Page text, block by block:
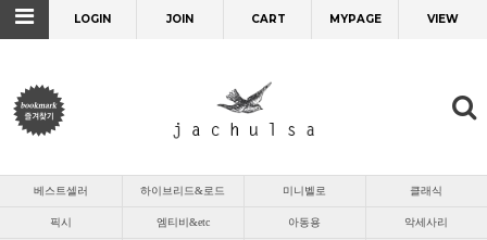
LOGIN JOIN CART MYPAGE VIEW
베스트셀러 하이브리드&로드 미니벨로 클래식
픽시 엠티비&etc 아동용 악세사리